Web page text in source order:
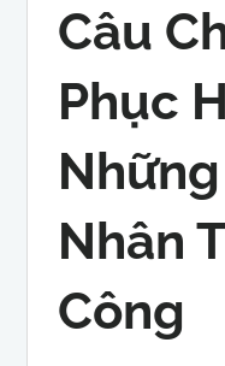
Câu
Phục
Nhân
Công